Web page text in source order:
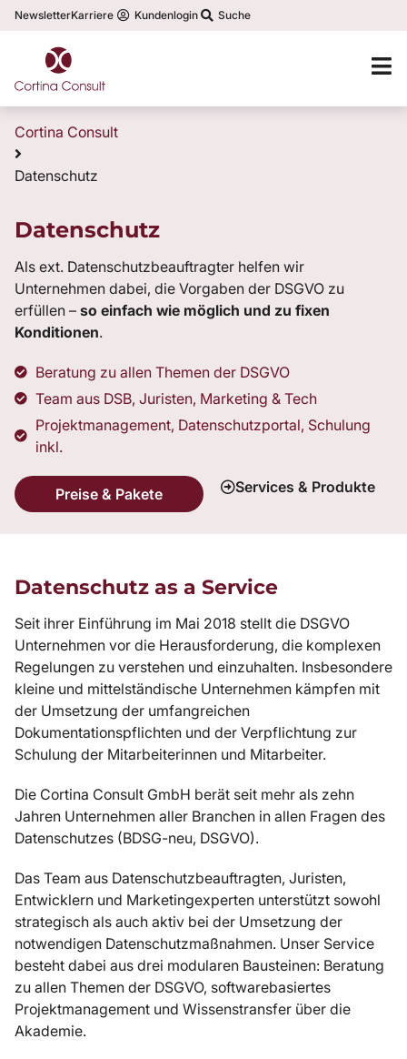
NewsletterKarriere Kundenlogin Suche
Cortina Consult
Datenschutz
Datenschutz
Als ext. Datenschutzbeauftragter helfen wir
Unternehmen dabei, die Vorgaben der DSGVO zu
erfüllen – so einfach wie möglich und zu fixen
Konditionen.
Beratung zu allen Themen der DSGVO
Team aus DSB, Juristen, Marketing & Tech
Projektmanagement, Datenschutzportal, Schulung
inkl.
Preise & Pakete Services & Produkte
Datenschutz as a Service
Seit ihrer Einführung im Mai 2018 stellt die DSGVO
Unternehmen vor die Herausforderung, die komplexen
Regelungen zu verstehen und einzuhalten. Insbesondere
kleine und mittelständische Unternehmen kämpfen mit
der Umsetzung der umfangreichen
Dokumentationspflichten und der Verpflichtung zur
Schulung der Mitarbeiterinnen und Mitarbeiter.
Die Cortina Consult GmbH berät seit mehr als zehn
Jahren Unternehmen aller Branchen in allen Fragen des
Datenschutzes (BDSG-neu, DSGVO).
Das Team aus Datenschutzbeauftragten, Juristen,
Entwicklern und Marketingexperten unterstützt sowohl
strategisch als auch aktiv bei der Umsetzung der
notwendigen Datenschutzmaßnahmen. Unser Service
besteht dabei aus drei modularen Bausteinen: Beratung
zu allen Themen der DSGVO, softwarebasiertes
Projektmanagement und Wissenstransfer über die
Akademie.